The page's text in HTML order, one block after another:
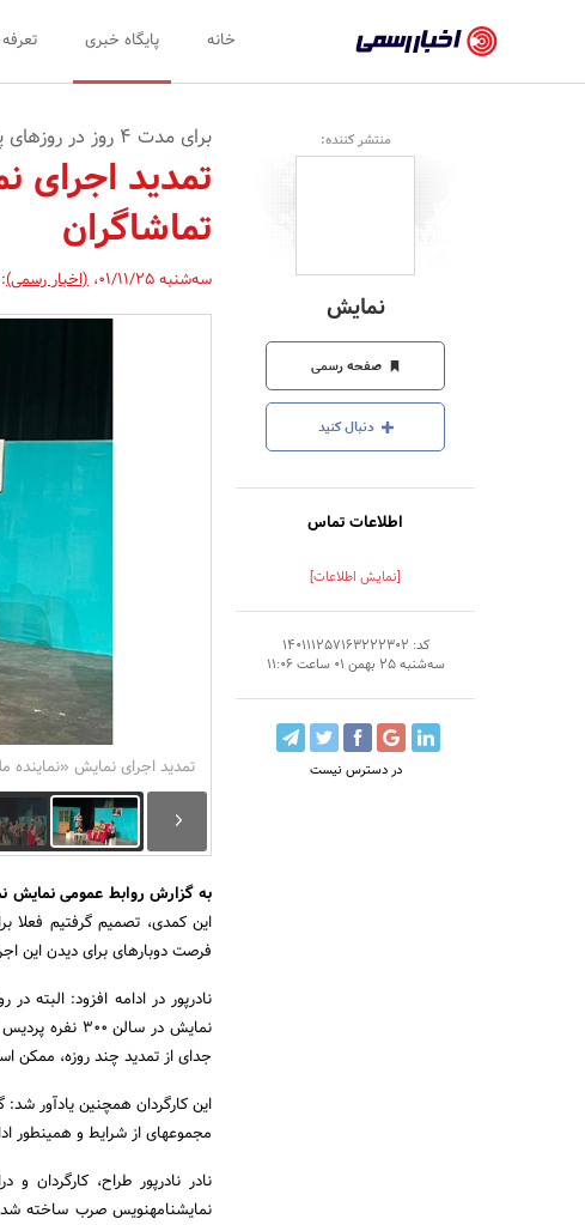
رسمی
-
اخبار
شرکت‌ها،
سازمان‌ها
و
روابط
عمومی‌ها
خانه پایگاه خبری
منتشر کننده:
نمایش
صفحه رسمی
دنبال کنید
اطلاعات تماس
[نمایش اطلاعات]
کد: 140111257163222302
سه‌شنبه 25 بهمن 01 ساعت 11:06
در دسترس نیست
برای مدت 4 روز در روزهای پایانی بهمن رخ داد
تمدید اجرای
تماشاگران
سه‌شنبه 01/11/25 ، (اخبار رسمی):
تمدید اجرای نمایش «نماینده
به گزارش روابط عمومی نمایش
این کمدی، تصمیم گرفتیم فعلا
فرصت دوباره­ای برای دیدن این
نمایش در
جدای از تمدید چند روزه، ممکن
این کارگردان همچنین یادآور
مجموعه­ای از شرایط و همینطور
نادر نادرپور طراح، کارگردان
نمایشنامه­نویس صرب ساخته